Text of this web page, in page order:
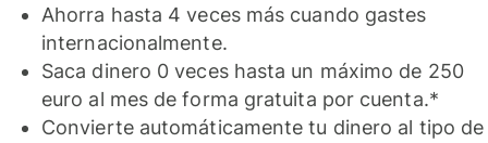
Ahorra hasta 4 veces más cuando gastes
internacionalmente.
Saca dinero 0 veces hasta un máximo de 250
euro al mes de forma gratuita por cuenta.*
Convierte automáticamente tu dinero al tipo de